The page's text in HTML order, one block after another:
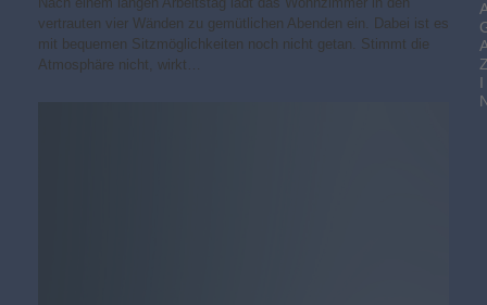
vertrauten vier Wänden zu gemütlichen Abenden ein. Dabei ist es
mit bequemen Sitzmöglichkeiten noch nicht getan. Stimmt die
Atmosphäre nicht, wirkt…
I